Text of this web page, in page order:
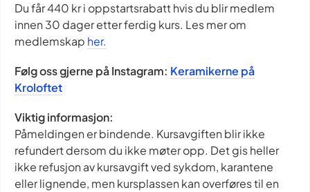
Du får 440 kr i oppstartsrabatt hvis du blir medlem
innen 30 dager etter ferdig kurs. Les mer om
medlemskap her.
Følg oss gjerne på Instagram: Keramikerne på
Kroloftet
Viktig informasjon:
Påmeldingen er bindende. Kursavgiften blir ikke
refundert dersom du ikke møter opp. Det gis heller
ikke refusjon av kursavgift ved sykdom, karantene
eller lignende, men kursplassen kan overføres til en